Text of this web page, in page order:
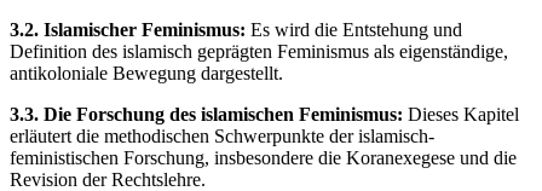
3.2. Islamischer Feminismus: Es wird die Entstehung und
Definition des islamisch geprägten Feminismus als eigenständige,
antikoloniale Bewegung dargestellt.
3.3. Die Forschung des islamischen Feminismus: Dieses Kapitel
erläutert die methodischen Schwerpunkte der islamisch-
feministischen Forschung, insbesondere die Koranexegese und die
Revision der Rechtslehre.